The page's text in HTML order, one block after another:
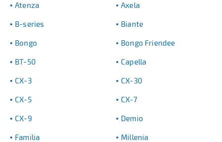
Atenza Axela
B-series Biante
Bongo Bongo Friendee
BT-50 Capella
CX-3 CX-30
CX-5 CX-7
CX-9 Demio
Familia Millenia